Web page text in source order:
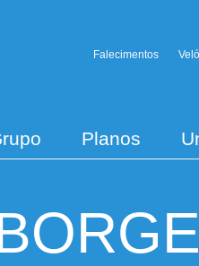
Falecimentos
Planos